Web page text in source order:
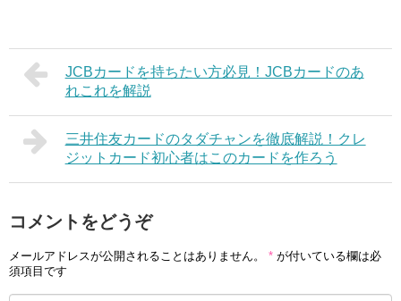
JCBカードを持ちたい方必見！JCBカードのあ
れこれを解説
三井住友カードのタダチャンを徹底解説！クレ
ジットカード初心者はこのカードを作ろう
コメントをどうぞ
メールアドレスが公開されることはありません。 * が付いている欄は必
須項目です